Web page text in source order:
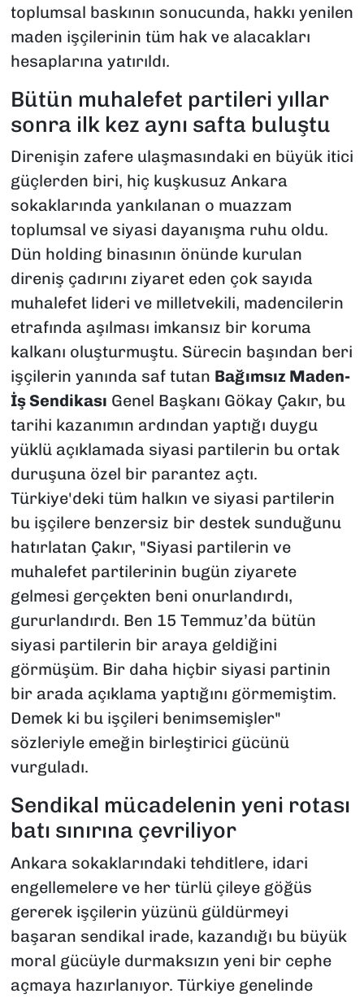
toplumsal baskının sonucunda, hakkı yenilen
maden işçilerinin tüm hak ve alacakları
hesaplarına yatırıldı.
Bütün muhalefet partileri yıllar
sonra ilk kez aynı safta buluştu
Direnişin zafere ulaşmasındaki en büyük itici
güçlerden biri, hiç kuşkusuz Ankara
sokaklarında yankılanan o muazzam
toplumsal ve siyasi dayanışma ruhu oldu.
Dün holding binasının önünde kurulan
direniş çadırını ziyaret eden çok sayıda
muhalefet lideri ve milletvekili, madencilerin
etrafında aşılması imkansız bir koruma
kalkanı oluşturmuştu. Sürecin başından beri
işçilerin yanında saf tutan Bağımsız Maden-
İş Sendikası Genel Başkanı Gökay Çakır, bu
tarihi kazanımın ardından yaptığı duygu
yüklü açıklamada siyasi partilerin bu ortak
duruşuna özel bir parantez açtı.
Türkiye'deki tüm halkın ve siyasi partilerin
bu işçilere benzersiz bir destek sunduğunu
hatırlatan Çakır, "Siyasi partilerin ve
muhalefet partilerinin bugün ziyarete
gelmesi gerçekten beni onurlandırdı,
gururlandırdı. Ben 15 Temmuz’da bütün
siyasi partilerin bir araya geldiğini
görmüşüm. Bir daha hiçbir siyasi partinin
bir arada açıklama yaptığını görmemiştim.
Demek ki bu işçileri benimsemişler"
sözleriyle emeğin birleştirici gücünü
vurguladı.
Sendikal mücadelenin yeni rotası
batı sınırına çevriliyor
Ankara sokaklarındaki tehditlere, idari
engellemelere ve her türlü çileye göğüs
gererek işçilerin yüzünü güldürmeyi
başaran sendikal irade, kazandığı bu büyük
moral gücüyle durmaksızın yeni bir cephe
açmaya hazırlanıyor. Türkiye genelinde